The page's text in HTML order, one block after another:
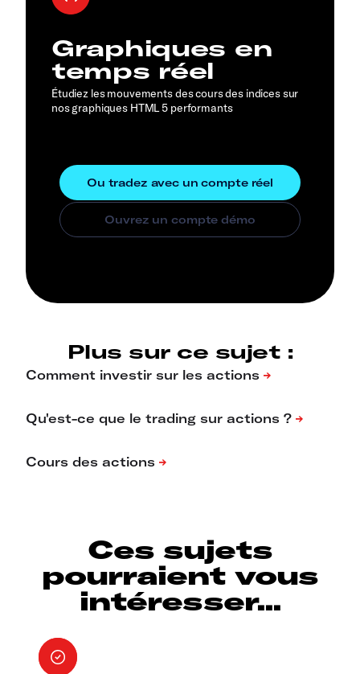
Graphiques en
temps réel
Étudiez les mouvements des cours des indices sur
nos graphiques HTML 5 performants
Plus sur ce sujet :
Ces sujets
pourraient vous
intéresser...